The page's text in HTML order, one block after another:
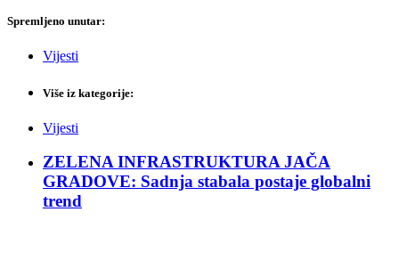
Spremljeno unutar:
Vijesti
Više iz kategorije:
Vijesti
ZELENA INFRASTRUKTURA JAČA
GRADOVE: Sadnja stabala postaje globalni
trend